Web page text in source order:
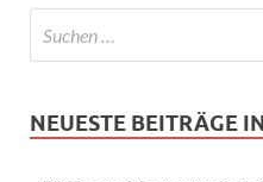
NEUESTE BEITRÄGE